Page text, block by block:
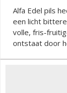
Alfa Edel pils
een licht
volle, fris-
ontstaat door